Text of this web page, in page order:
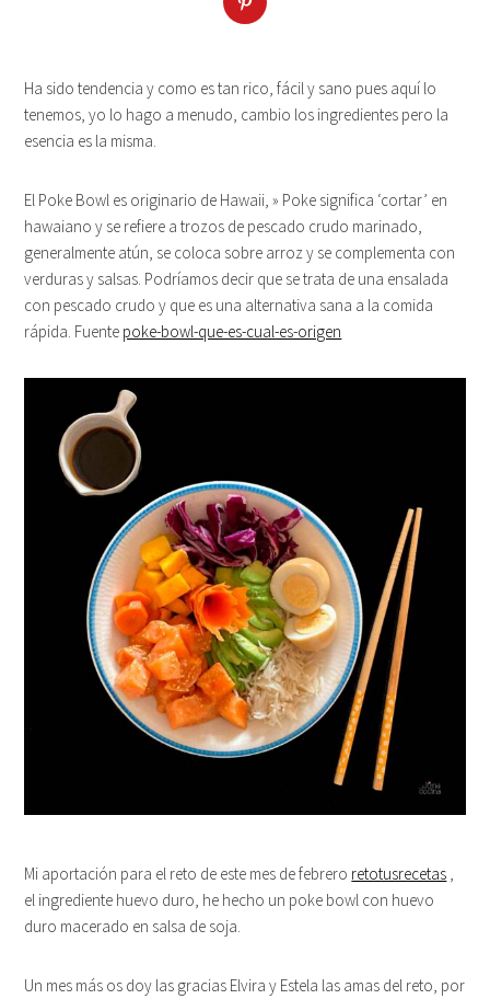
Ha sido tendencia y como es tan rico, fácil y sano pues aquí lo
tenemos, yo lo hago a menudo, cambio los ingredientes pero la
esencia es la misma.
El Poke Bowl es originario de Hawaii, » Poke significa ‘cortar’ en
hawaiano y se refiere a trozos de pescado crudo marinado,
generalmente atún, se coloca sobre arroz y se complementa con
verduras y salsas. Podríamos decir que se trata de una ensalada
con pescado crudo y que es una alternativa sana a la comida
rápida. Fuente poke-bowl-que-es-cual-es-origen
Mi aportación para el reto de este mes de febrero retotusrecetas
el ingrediente huevo duro, he hecho un poke bowl con huevo
duro macerado en salsa de soja.
Un mes más os doy las gracias Elvira y Estela las amas del reto, por